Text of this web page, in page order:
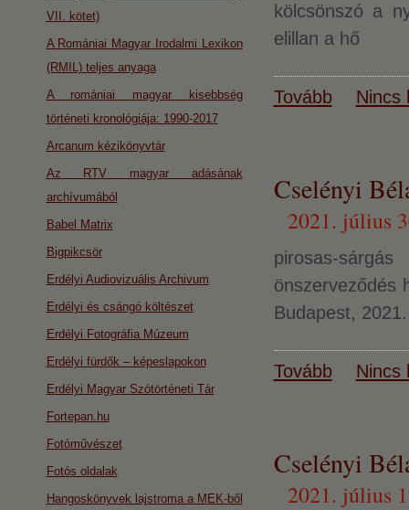
kölcsönszó a
elillan a hő
Tovább Nincs
Cselényi
2021. július
pirosas-
önszerveződés
Budapest,
Tovább Nincs
Cselényi
2021. július
VII. kötet)
A Romániai Magyar Irodalmi Lexikon
(RMIL) teljes anyaga
A romániai magyar kisebbség
történeti kronológiája: 1990-2017
Arcanum kézikönyvtár
Az RTV magyar adásának
archívumából
Babel Matrix
Bigpikcsör
Erdélyi Audiovizuális Archivum
Erdélyi és csángó költészet
Erdélyi Fotográfia Múzeum
Erdélyi fürdők – képeslapokon
Erdélyi Magyar Szótörténeti Tár
Fortepan.hu
Fotóművészet
Fotós oldalak
Hangoskönyvek lajstroma a MEK-ből